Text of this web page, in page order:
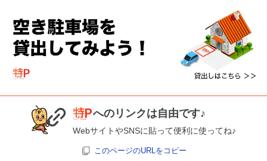
へのリンクは自由です♪
WebサイトやSNSに貼って便利に使ってね♪
このページのURLをコピー